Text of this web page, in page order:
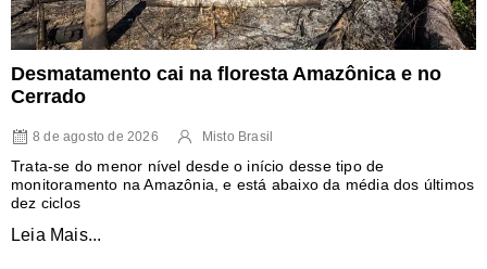
Desmatamento cai na floresta Amazônica e no
Cerrado
8 de agosto de 2026 Misto Brasil
Trata-se do menor nível desde o início desse tipo de
monitoramento na Amazônia, e está abaixo da média dos últimos
dez ciclos
Leia Mais...